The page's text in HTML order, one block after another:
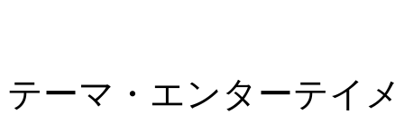
テーマ・エンターテイ